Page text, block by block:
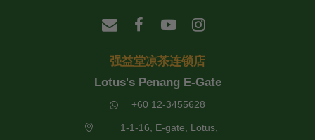
强益堂凉茶连锁店
Lotus's Penang E-Gate
+60 12-3455628
1-1-16, E-gate, Lotus,